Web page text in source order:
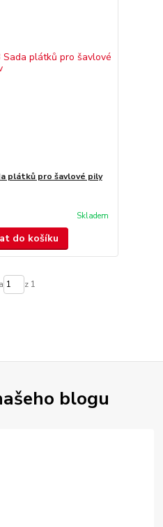
plátků pro šavlové pily
Skladem
do košíku
z 1
blogu